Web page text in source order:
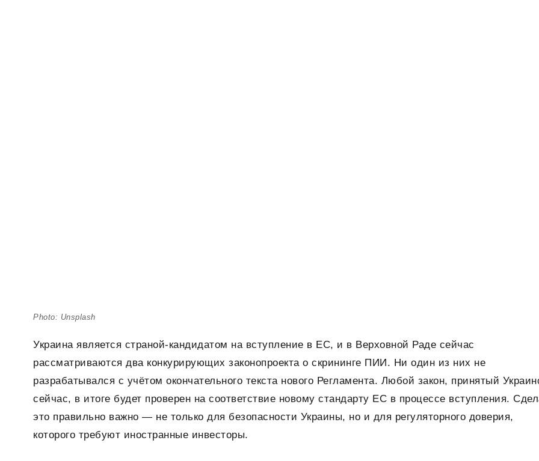
Photo: Unsplash
Украина является страной-кандидатом на вступление в ЕС, и в Верховной Раде сейчас
рассматриваются два конкурирующих законопроекта о скрининге ПИИ. Ни один из них не
разрабатывался с учётом окончательного текста нового Регламента. Любой закон, принятый
сейчас, в итоге будет проверен на соответствие новому стандарту ЕС в процессе вступления.
это правильно важно — не только для безопасности Украины, но и для регуляторного доверия,
которого требуют иностранные инвесторы.